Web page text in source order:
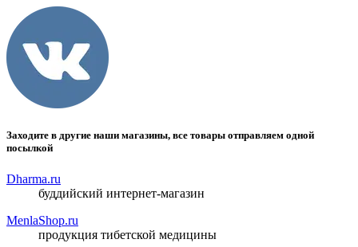
Заходите в другие наши магазины, все товары отправляем одной
посылкой
Dharma.ru
буддийский интернет-магазин
MenlaShop.ru
продукция тибетской медицины